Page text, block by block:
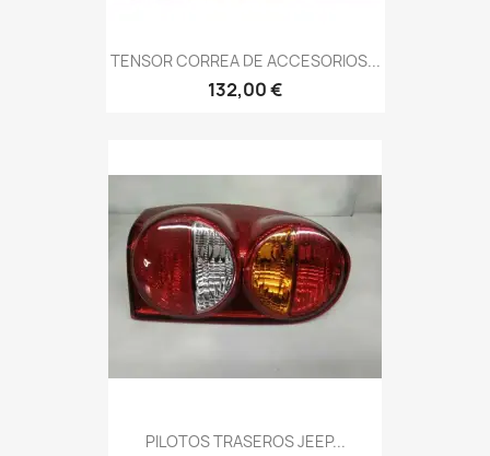
TENSOR CORREA DE ACCESORIOS...
132,00 €
PILOTOS TRASEROS JEEP...